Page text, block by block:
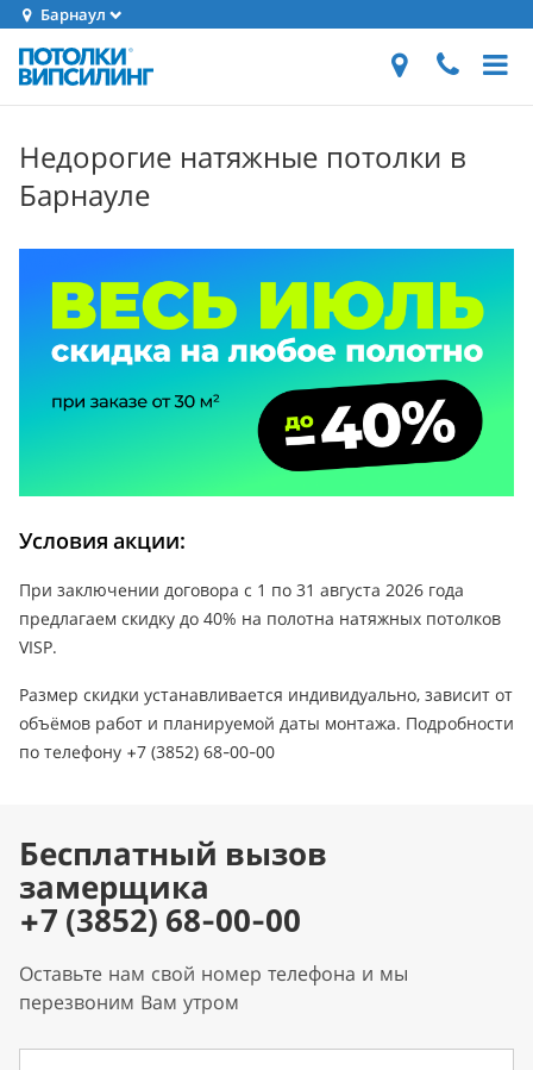
Барнаул
Недорогие натяжные потолки в
Барнауле
Условия акции:
При заключении договора с 1 по 31 августа 2026 года
предлагаем скидку до 40% на полотна натяжных потолков
VISP.
Размер скидки устанавливается индивидуально, зависит от
объёмов работ и планируемой даты монтажа. Подробности
по телефону +7 (3852) 68-00-00
Бесплатный вызов
замерщика
+7 (3852) 68-00-00
Оставьте нам свой номер телефона и мы
перезвоним Вам утром